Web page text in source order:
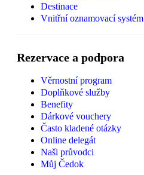
Destinace
Vnitřní oznamovací systém
Rezervace a podpora
Věrnostní program
Doplňkové služby
Benefity
Dárkové vouchery
Často kladené otázky
Online delegát
Naši průvodci
Můj Čedok